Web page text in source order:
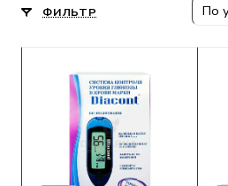
ФИЛЬТР